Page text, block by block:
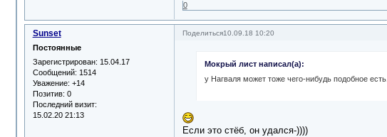
0
Поделиться10.09.18 10:20
Sunset
Постоянные
Зарегистрирован: 15.04.17
Сообщений: 1514
Уважение: +14
Позитив: 0
Последний визит:
15.02.20 21:13
Мокрый лист написал(а):
у Нагваля может тоже чего-нибудь подобное есть.
Если это стёб, он удался-))))